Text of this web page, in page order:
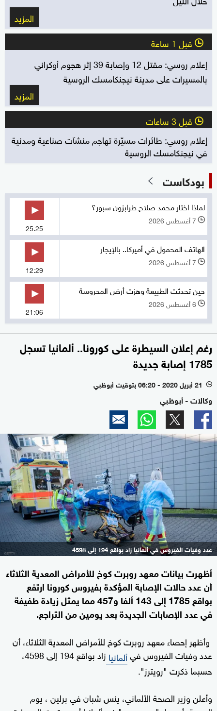
المزيد
l قبل 1 ساعة
إعلام روسي: مقتل 12 وإصابة 39 إثر هجوم أوكراني
بالمسيرات على مدينة نيجنكامسك الروسية
المزيد
l قبل 3 ساعات
إعلام روسي: طائرات مسيّرة تهاجم منشآت صناعية ومدنية
في نيجنكامسك الروسية
بودكاست
لماذا اختار محمد صلاح طرابزون سبور؟
l 7 أغسطس 2026
25:25
الهاتف المحمول في أميركا.. بالإيجار
l 7 أغسطس 2026
12:29
حين تحدثت الطبيعة وهزت أرض المحروسة
l 6 أغسطس 2026
21:06
رغم إعلان السيطرة على كورونا.. ألمانيا تسجل
1785 إصابة جديدة
l 21 أبريل 2020 - 06:20 بتوقيت أبوظبي
وكالات - أبوظبي
عدد وفيات الفيروس في ألمانيا زاد بواقع 194 إلى 4598
أظهرت بيانات معهد روبرت كوخ للأمراض المعدية الثلاثاء
أن عدد حالات الإصابة المؤكدة بفيروس كورونا ارتفع
بواقع 1785 إلى 143 ألفا و457 مما يمثل زيادة طفيفة
في عدد الإصابات الجديدة بعد يومين من التراجع.
وأظهر إحصاء معهد روبرت كوخ للأمراض المعدية الثلاثاء، أن
عدد وفيات الفيروس فيألمانيا
زاد بواقع 194 إلى 4598،
حسبما ذكرت "رويترز".
وأعلن وزير الصحة الألماني، ينس شبان في برلين ، يوم